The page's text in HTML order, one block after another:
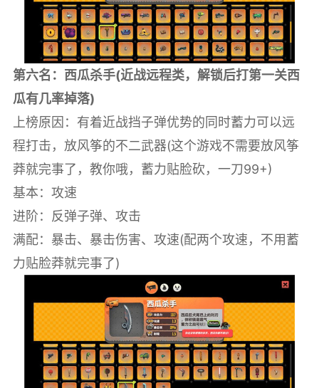
第六名：西瓜杀手(近战远程类，解锁后打第一关西
瓜有几率掉落)
上榜原因：有着近战挡子弹优势的同时蓄力可以远
程打击，放风筝的不二武器(这个游戏不需要放风筝
莽就完事了，教你哦，蓄力贴脸砍，一刀99+)
基本：攻速
进阶：反弹子弹、攻击
满配：暴击、暴击伤害、攻速(配两个攻速，不用蓄
力贴脸莽就完事了)